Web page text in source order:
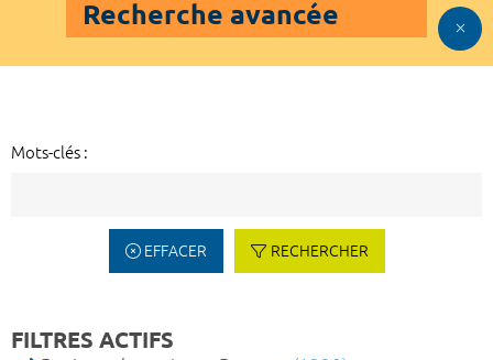
Recherche avancée
Mots-clés :
EFFACER RECHERCHER
FILTRES ACTIFS